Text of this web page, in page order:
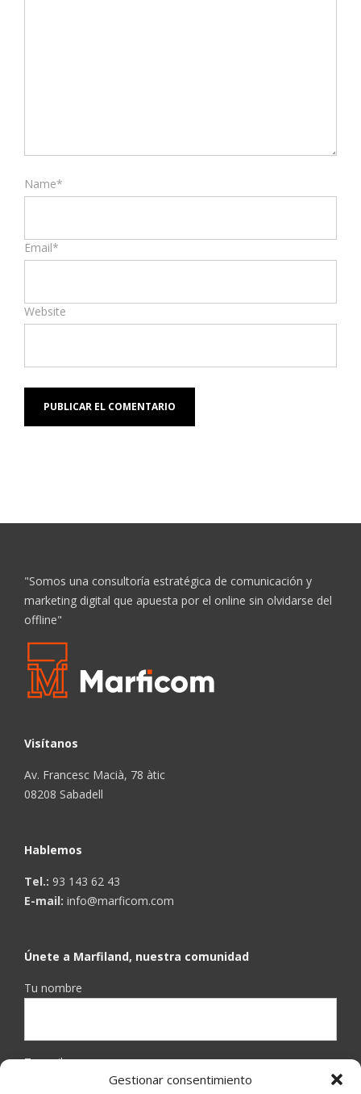
Gestionar consentimiento
Name*
Email*
Website
"Somos una consultoría estratégica de comunicación y
marketing digital que apuesta por el online sin olvidarse del
offline"
Visítanos
Av. Francesc Macià, 78 àtic
08208 Sabadell
Hablemos
Tel.: 93 143 62 43
E-mail: info@marficom.com
Únete a Marfiland, nuestra comunidad
Tu nombre
Tu mail